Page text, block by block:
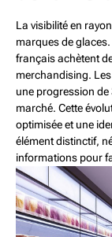
La visibilité en
marques de
français achètent
merchandising.
une progression
marché. Cette
optimisée et une
élément distinctif,
informations pour